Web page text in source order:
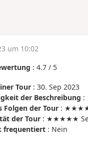
um 10:02
: 4.7 / 5
Tour : 30. Sep 2023
der Beschreibung :
Folgen der Tour :
der Tour : ★★★★★
frequentiert : Nein